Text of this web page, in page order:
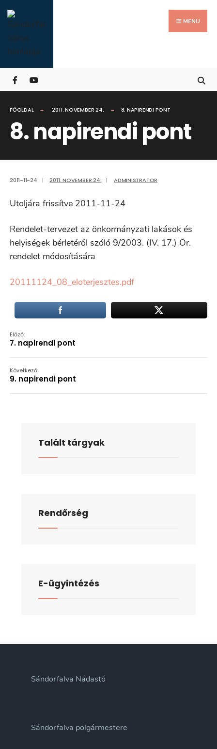
Skip
to
content
MENU
FŐOLDAL 2011. NOVEMBER 24. 8. NAPIRENDI PONT
8. napirendi pont
2011-11-24 | 2011. NOVEMBER 24. | ADMINISTRATOR
Utoljára frissítve 2011-11-24
Rendelet-tervezet az önkormányzati lakások és
helyiségek bérletéről szóló 9/2003. (IV. 17.) Ör.
rendelet módosítására
20111124_08_eloterjesztes.pdf
Előző:
7. napirendi pont
Következő:
9. napirendi pont
Talált tárgyak
Rendőrség
E-ügyintézés
Sándorfalva Nádastó
Sándorfalva polgármestere
for:
Close